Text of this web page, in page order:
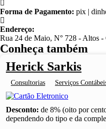
Forma de Pagamento: pix |
Endereço:
Rua 24 de Maio, N° 728 - Altos
Conheça também
Herick Sarkis
Consultorias Serviços
Desconto: de 8% (oito por
dependendo do tipo e da